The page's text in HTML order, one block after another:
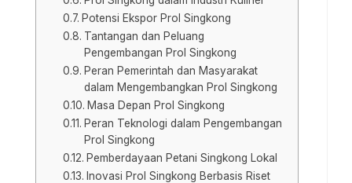
Potensi Ekspor Prol Singkong
Tantangan dan Peluang
Pengembangan Prol Singkong
Peran Pemerintah dan Masyarakat
dalam Mengembangkan Prol Singkong
Masa Depan Prol Singkong
Peran Teknologi dalam Pengembangan
Prol Singkong
Pemberdayaan Petani Singkong Lokal
Inovasi Prol Singkong Berbasis Riset